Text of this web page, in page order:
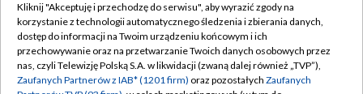
TVP
Abonament TVP
Emisja w TVP
Regulamin TVP
Polityka prywatności
Kliknij "Akceptuję i przechodzę do serwisu", aby wyrazić zgody na
korzystanie z technologii automatycznego śledzenia i zbierania danych,
dostęp do informacji na Twoim urządzeniu końcowym i ich
przechowywanie oraz na przetwarzanie Twoich danych osobowych przez
nas, czyli Telewizję Polską S.A. w likwidacji (zwaną dalej również „TVP”),
Zaufanych Partnerów z IAB* (1201 firm) oraz pozostałych Zaufanych